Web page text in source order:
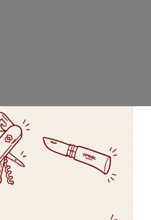
teruggezonden worden omwille